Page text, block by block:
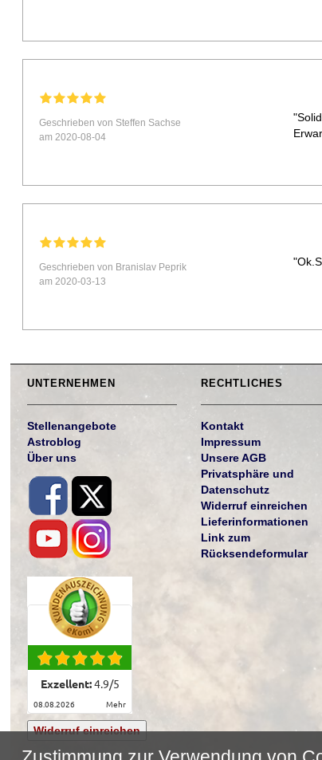
Geschrieben von Steffen Sachse
am 2020-08-04
Geschrieben von Branislav Peprik
am 2020-03-13
UNTERNEHMEN
Stellenangebote
Astroblog
Über uns
Exzellent:4.9/5
08.08.2026 mehr
Widerruf einreichen
RECHTLICHES
Kontakt
Impressum
Unsere AGB
Privatsphäre und
Datenschutz
Widerruf einreichen
Lieferinformationen
Link zum
Rücksendeformular